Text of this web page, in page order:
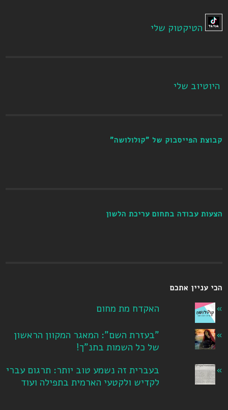
הטיקטוק שלי
היוטיוב שלי
קבוצת הפייסבוק של "קולולושה"
הצעות עבודה בתחום עריכת הלשון
הכי עניין אתכם
האקדח מת מחום
"בעזרת השם": המאגר המקוון הראשון
של כל השמות בתנ"ך!
בעברית זה נשמע טוב יותר: תרגום עברי
לקדיש ולקטעי הארמית בתפילה ועוד